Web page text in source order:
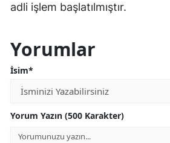
adli işlem başlatılmıştır.
Yorumlar
İsim*
Yorum Yazın (500 Karakter)